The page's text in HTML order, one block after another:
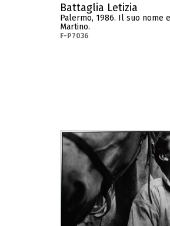
Battaglia Letizia
Palermo, 1986. Il suo nome
Martino.
F-P7036